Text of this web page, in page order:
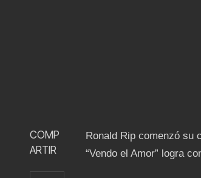
COMP
ARTIR
Ronald Rip comenzó su
“Vendo el Amor” logra